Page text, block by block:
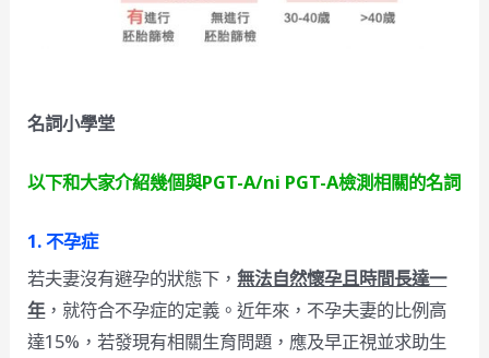
名詞小學堂
以下和大家介紹幾個與PGT-A/ni PGT-A檢測相關的名詞
1.不孕症
若夫妻沒有避孕的狀態下，無法自然懷孕且時間長達一
年，就符合不孕症的定義。近年來，不孕夫妻的比例高
達15%，若發現有相關生育問題，應及早正視並求助生